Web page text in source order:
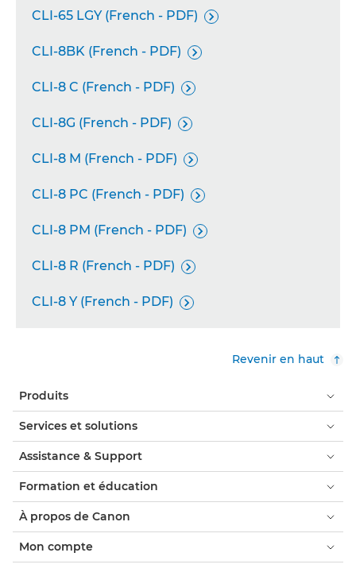
CLI-65 LGY (French - PDF) 
CLI-8BK (French - PDF) 
CLI-8 C (French - PDF) 
CLI-8G (French - PDF) 
CLI-8 M (French - PDF) 
CLI-8 PC (French - PDF) 
CLI-8 PM (French - PDF) 
CLI-8 R (French - PDF) 
CLI-8 Y (French - PDF) 
Revenir en haut
Produits
Services et solutions
Assistance & Support
Formation et éducation
À propos de Canon
Mon compte